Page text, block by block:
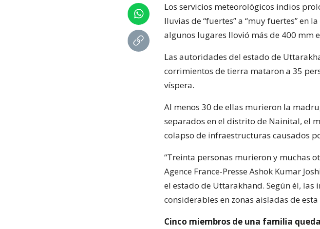
Los servicios meteorológicos indios
lluvias de “fuertes” a “muy fuertes” en
algunos lugares llovió más de 400 mm
Las autoridades del estado de
corrimientos de tierra mataron a 35
víspera.
Al menos 30 de ellas murieron la
separados en el distrito de Nainital, el
colapso de infraestructuras causados
“Treinta personas murieron y muchas
Agence France-Presse Ashok Kumar
el estado de Uttarakhand. Según él, las
considerables en zonas aisladas de
Cinco miembros de una familia